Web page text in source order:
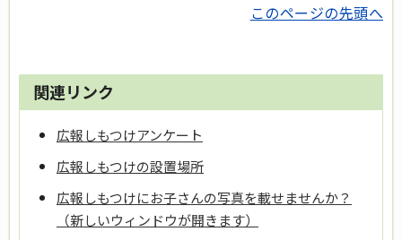
このページの先頭へ
関連リンク
広報しもつけアンケート
広報しもつけの設置場所
広報しもつけにお子さんの写真を載せませんか？
（新しいウィンドウが開きます）